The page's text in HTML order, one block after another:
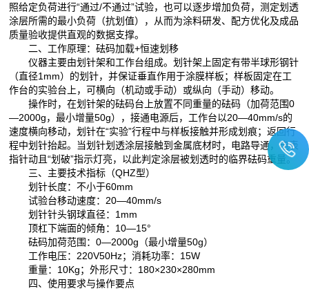
照给定负荷进行“通过/不通过”试验，也可以逐步增加负荷，测定划透
涂层所需的最小负荷（抗划值），从而为涂料研发、配方优化及成品
质量验收提供直观的数据支撑。
二、工作原理：砝码加载+恒速划移
仪器主要由划针架和工作台组成。划针架上固定有带半球形钢针
（直径1mm）的划针，并保证垂直作用于涂膜样板；样板固定在工
作台的实验台上，可横向（机动或手动）或纵向（手动）移动。
操作时，在划针架的砝码台上放置不同重量的砝码（加荷范围0
—2000g，最小增量50g），接通电源后，工作台以20—40mm/s的
速度横向移动，划针在“实验”行程中与样板接触并形成划痕；返回行
程中划针抬起。当划针划透涂层接触到金属底材时，电路导通，电表
指针动且“划破”指示灯亮，以此判定涂层被划透时的临界砝码重量。
三、主要技术指标（QHZ型）
划针长度：不小于60mm
试验台移动速度：20—40mm/s
划针针头钢球直径：1mm
顶杠下端面的倾角：10—15°
砝码加荷范围：0—2000g（最小增量50g）
工作电压：220V50Hz；消耗功率：15W
重量：10Kg；外形尺寸：180×230×280mm
四、使用要求与操作要点